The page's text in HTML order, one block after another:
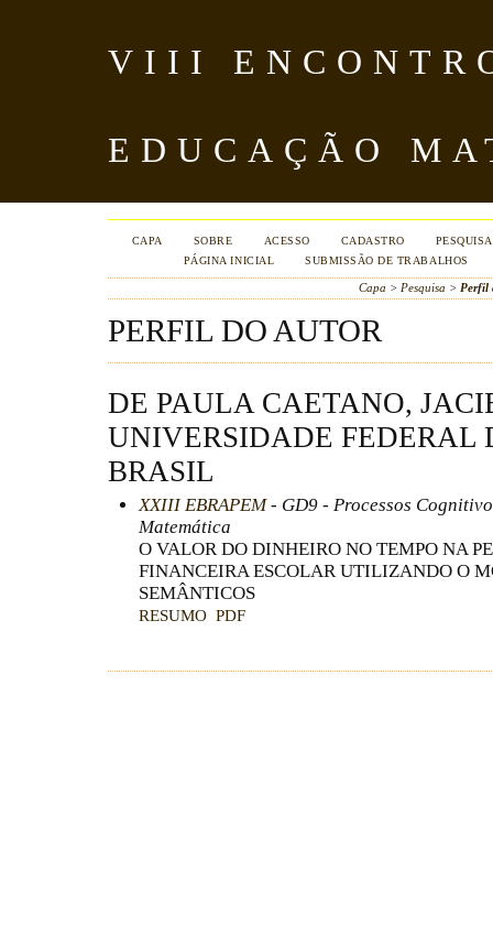
VIII
EDUCAÇÃO
CAPA SOBRE ACESSO CADASTRO
PESQUISA
PÁGINA INICIAL
SUBMISSÃO DE TRABALHOS
Capa > Pesquisa > Perfil
PERFIL DO AUTOR
DE PAULA CAETANO,
UNIVERSIDADE FEDERAL
BRASIL
XXIII EBRAPEM- GD9 - Processos
Matemática
O VALOR DO DINHEIRO NO TEMPO NA
FINANCEIRA ESCOLAR UTILIZANDO O
SEMÂNTICOS
RESUMO PDF